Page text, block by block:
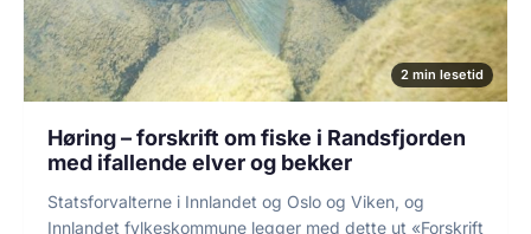
2 min lesetid
Høring – forskrift om fiske i Randsfjorden
med ifallende elver og bekker
Statsforvalterne i Innlandet og Oslo og Viken, og
Innlandet fylkeskommune legger med dette ut «Forskrift